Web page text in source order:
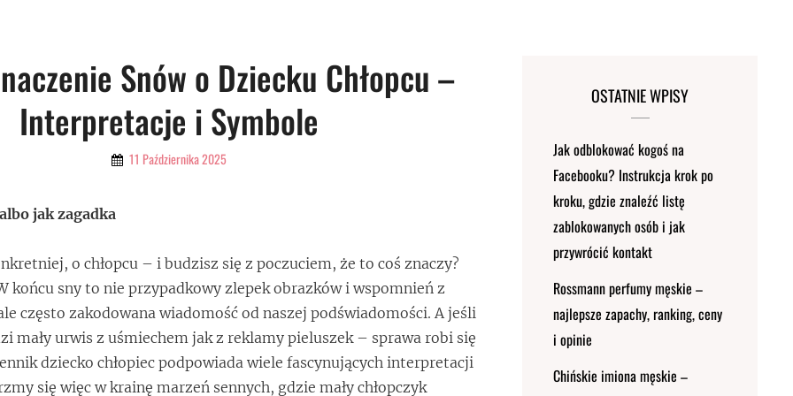
Snów o Dziecku Chłopcu –
Interpretacje i Symbole
By 11 Października 2025
jak zagadka
o chłopcu – i budzisz się z poczuciem, że to coś znaczy?
końcu sny to nie przypadkowy zlepek obrazków i wspomnień z
często zakodowana wiadomość od naszej podświadomości. A jeśli
mały urwis z uśmiechem jak z reklamy pieluszek – sprawa robi się
dziecko chłopiec podpowiada wiele fascynujących interpretacji
się więc w krainę marzeń sennych, gdzie mały chłopczyk
OSTATNIE WPISY
Jak odblokować kogoś na
Facebooku? Instrukcja krok po
kroku, gdzie znaleźć listę
zablokowanych osób i jak
przywrócić kontakt
Rossmann perfumy męskie –
najlepsze zapachy, ranking, ceny
i opinie
Chińskie imiona męskie –